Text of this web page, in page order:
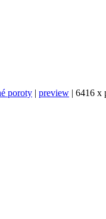
poroty | preview | 6416 x